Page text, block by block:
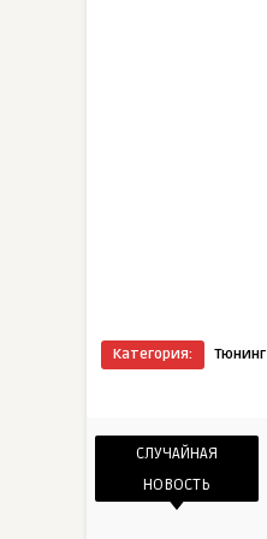
Категория: Тюнинг
СЛУЧАЙНАЯ
НОВОСТЬ